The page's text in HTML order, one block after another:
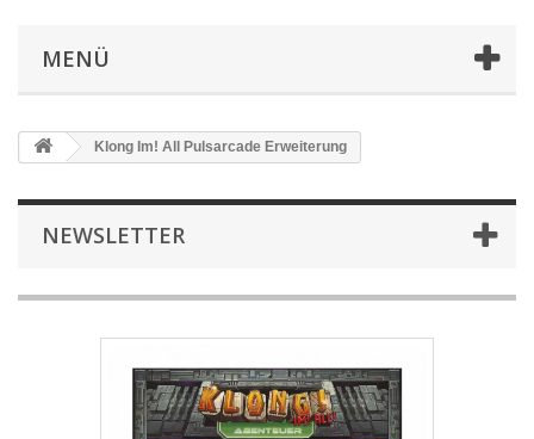
MENÜ
Klong Im! All Pulsarcade Erweiterung
NEWSLETTER